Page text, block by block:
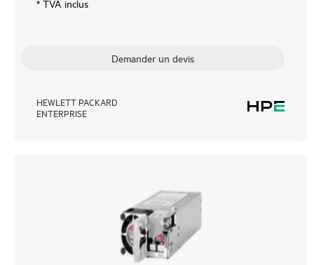
* TVA inclus
Demander un devis
HEWLETT PACKARD
ENTERPRISE